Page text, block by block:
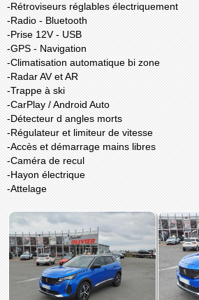
-Rétroviseurs réglables électriquement
-Radio - Bluetooth
-Prise 12V - USB
-GPS - Navigation
-Climatisation automatique bi zone
-Radar AV et AR
-Trappe à ski
-CarPlay / Android Auto
-Détecteur d angles morts
-Régulateur et limiteur de vitesse
-Accès et démarrage mains libres
-Caméra de recul
-Hayon électrique
-Attelage